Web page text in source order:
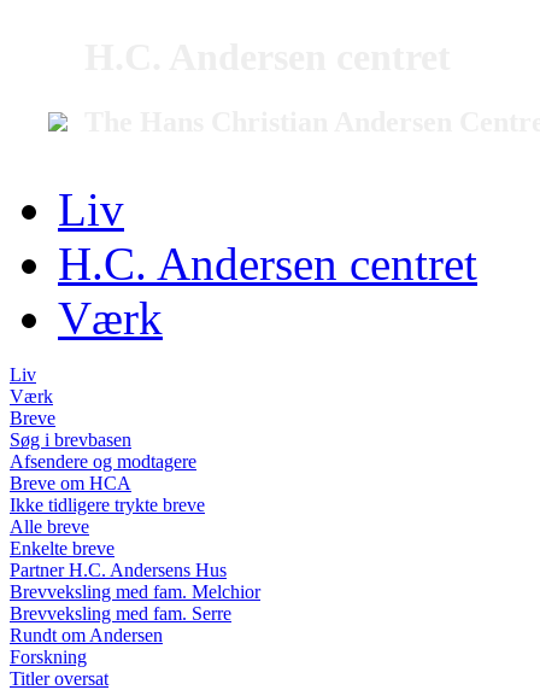
Liv
H.C. Andersen centret
Værk
Liv
Værk
Breve
Søg i brevbasen
Afsendere og modtagere
Breve om HCA
Ikke tidligere trykte breve
Alle breve
Enkelte breve
Partner H.C. Andersens Hus
Brevveksling med fam. Melchior
Brevveksling med fam. Serre
Rundt om Andersen
Forskning
Titler oversat